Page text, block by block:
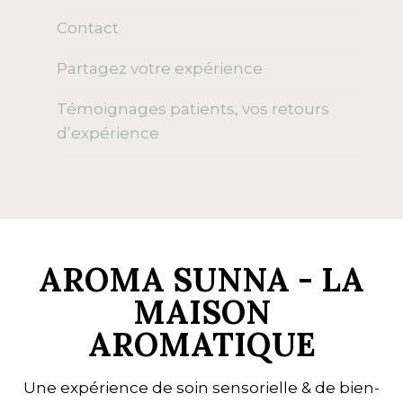
Contact
Partagez votre expérience
Témoignages patients, vos retours
d’expérience
AROMA SUNNA - LA
MAISON
AROMATIQUE
Une expérience de soin sensorielle & de bien-